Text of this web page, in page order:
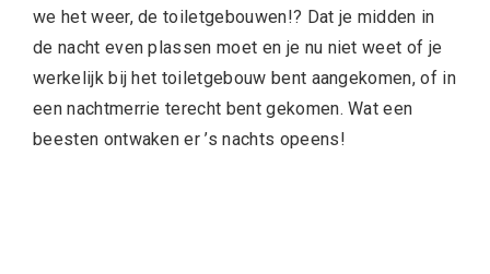
we het weer, de toiletgebouwen!? Dat je midden in
de nacht even plassen moet en je nu niet weet of je
werkelijk bij het toiletgebouw bent aangekomen, of in
een nachtmerrie terecht bent gekomen. Wat een
beesten ontwaken er ’s nachts opeens!